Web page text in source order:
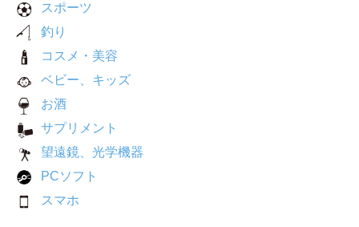
スポーツ
釣り
コスメ・美容
ベビー、キッズ
お酒
サプリメント
望遠鏡、光学機器
PCソフト
スマホ